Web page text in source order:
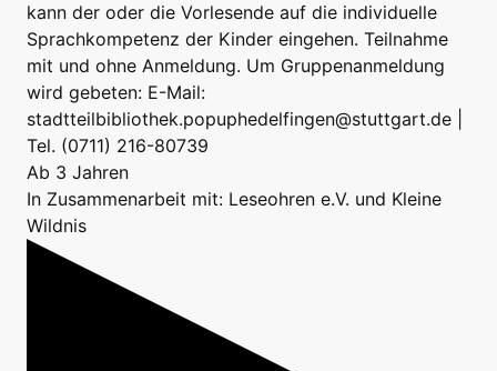
kann der oder die Vorlesende auf die individuelle
Sprachkompetenz der Kinder eingehen. Teilnahme
mit und ohne Anmeldung. Um Gruppenanmeldung
wird gebeten: E-Mail:
stadtteilbibliothek.popuphedelfingen@stuttgart.de |
Tel. (0711) 216-80739
Ab 3 Jahren
In Zusammenarbeit mit: Leseohren e.V. und Kleine
Wildnis